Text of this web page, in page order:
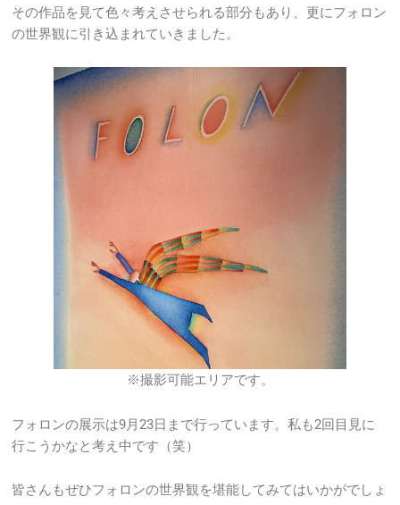
その作品を見て色々考えさせられる部分もあり、更にフォロン
の世界観に引き込まれていきました。
※撮影可能エリアです。
フォロンの展示は9月23日まで行っています。私も2回目見に
行こうかなと考え中です（笑）
皆さんもぜひフォロンの世界観を堪能してみてはいかがでしょ